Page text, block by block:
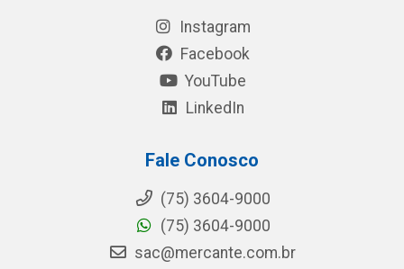
Instagram
Facebook
YouTube
LinkedIn
Fale Conosco
(75) 3604-9000
(75) 3604-9000
sac@mercante.com.br